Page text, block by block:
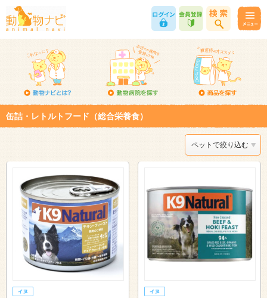
缶詰・レトルトフード（総合栄養食）
ペットで絞り込む